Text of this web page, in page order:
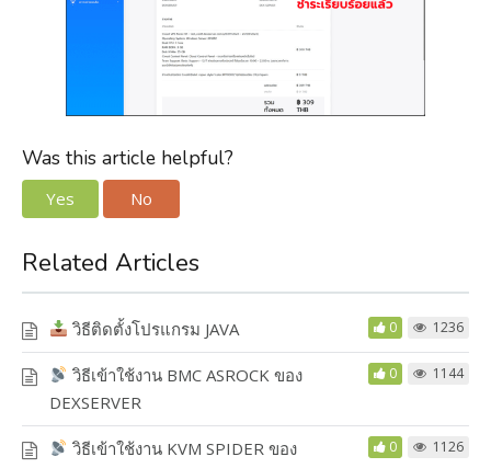
Was this article helpful?
Yes No
Related Articles
วิธีติดตั้งโปรแกรม JAVA 0 1236
วิธีเข้าใช้งาน BMC ASROCK ของ
DEXSERVER
0 1144
วิธีเข้าใช้งาน KVM SPIDER ของ
0 1126